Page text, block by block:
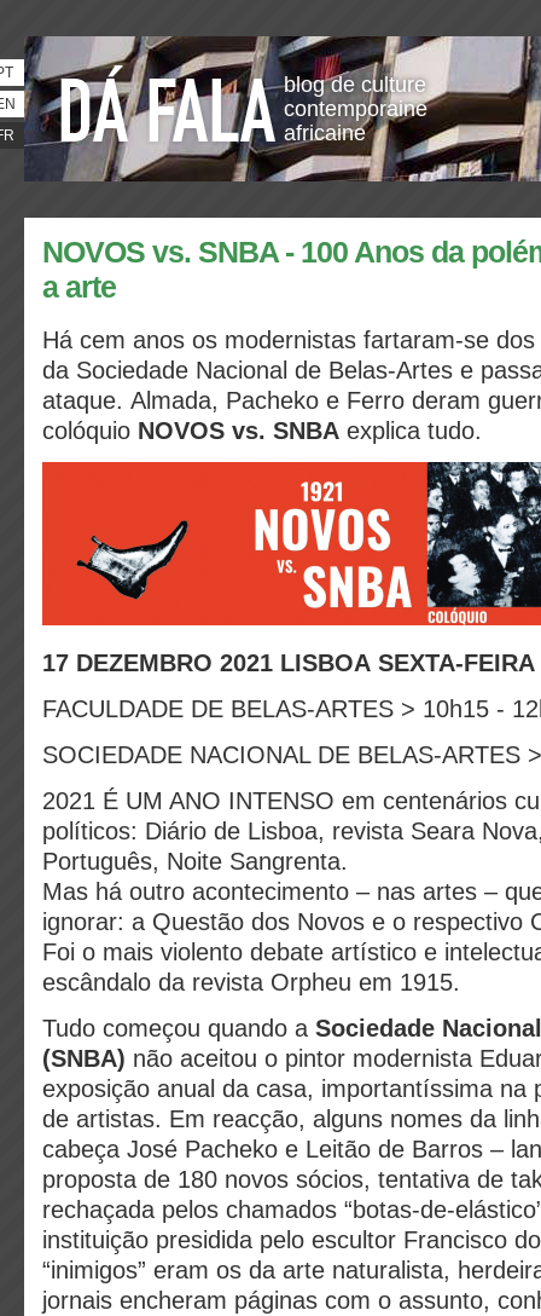
blog de culture
contemporaine
africaine
NOVOS vs. SNBA - 100 Anos da
a arte
Há cem anos os modernistas fartaram-se dos
da Sociedade Nacional de Belas-Artes e
ataque. Almada, Pacheko e Ferro deram
colóquio NOVOS vs. SNBA explica tudo.
17 DEZEMBRO 2021 LISBOA SEXTA-FEIRA
FACULDADE DE BELAS-ARTES > 10h15 -
SOCIEDADE NACIONAL DE BELAS-ARTES
2021 É UM ANO INTENSO em centenários
políticos: Diário de Lisboa, revista Seara
Português, Noite Sangrenta.
Mas há outro acontecimento – nas artes –
ignorar: a Questão dos Novos e o respectivo
Foi o mais violento debate artístico e
escândalo da revista Orpheu em 1915.
Tudo começou quando a Sociedade
(SNBA) não aceitou o pintor modernista
exposição anual da casa, importantíssima na
de artistas. Em reacção, alguns nomes da
cabeça José Pacheko e Leitão de Barros –
proposta de 180 novos sócios, tentativa de
rechaçada pelos chamados “botas-de-
instituição presidida pelo escultor Francisco
“inimigos” eram os da arte naturalista,
jornais encheram páginas com o assunto,